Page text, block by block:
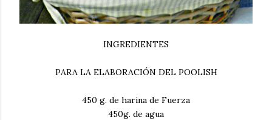
INGREDIENTES
PARA LA ELABORACIÓN DEL POOLISH
450 g. de harina de Fuerza
450g. de agua